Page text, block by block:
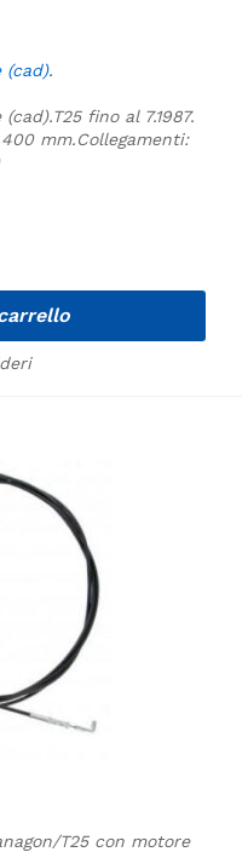
(cad).
(cad).T25 fino al 7.1987.
400 mm.Collegamenti:
T25 con motore